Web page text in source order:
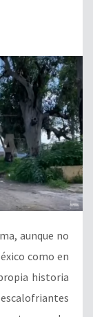
aunque no
como en
historia